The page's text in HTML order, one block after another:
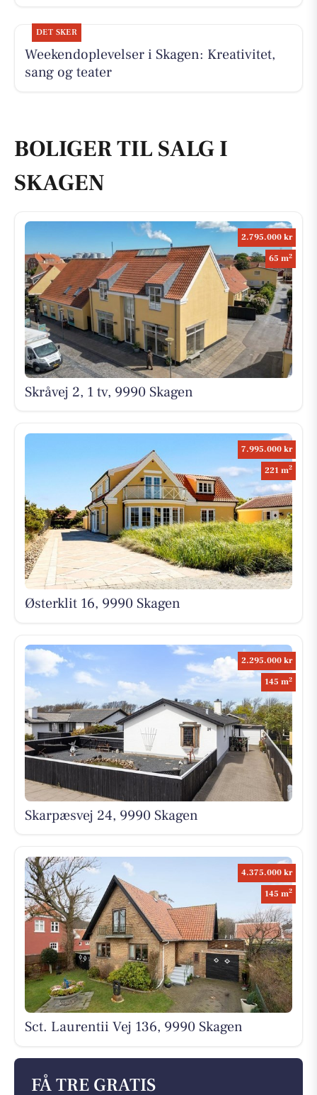
DET SKER
Weekendoplevelser i Skagen: Kreativitet,
sang og teater
BOLIGER TIL SALG I
SKAGEN
2.795.000 kr
65 m2
Skråvej 2, 1 tv, 9990 Skagen
7.995.000 kr
221 m2
Østerklit 16, 9990 Skagen
2.295.000 kr
145 m2
Skarpæsvej 24, 9990 Skagen
4.375.000 kr
145 m2
Sct. Laurentii Vej 136, 9990 Skagen
FÅ TRE GRATIS